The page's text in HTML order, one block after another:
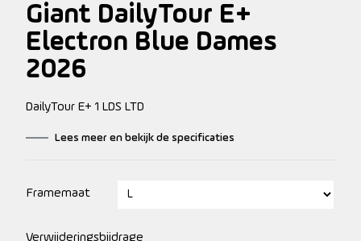
Giant DailyTour E+
Electron Blue Dames
2026
DailyTour E+ 1 LDS LTD
Lees meer en bekijk de specificaties
Framemaat
Verwijderingsbijdrage